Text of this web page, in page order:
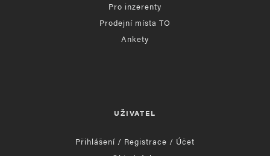
Pro inzerenty
Prodejní místa TO
Ankety
UŽIVATEL
Přihlášení / Registrace / Účet